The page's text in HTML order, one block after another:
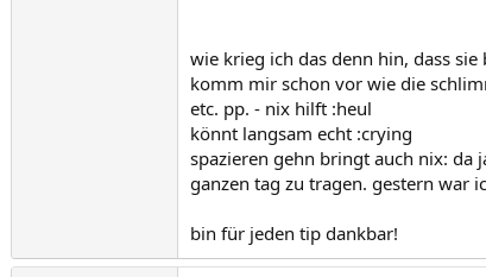
wie krieg ich das denn hin, dass
komm mir schon vor wie die
etc. pp. - nix hilft :heul
könnt langsam echt :crying
spazieren gehn bringt auch nix: da
ganzen tag zu tragen. gestern war
bin für jeden tip dankbar!